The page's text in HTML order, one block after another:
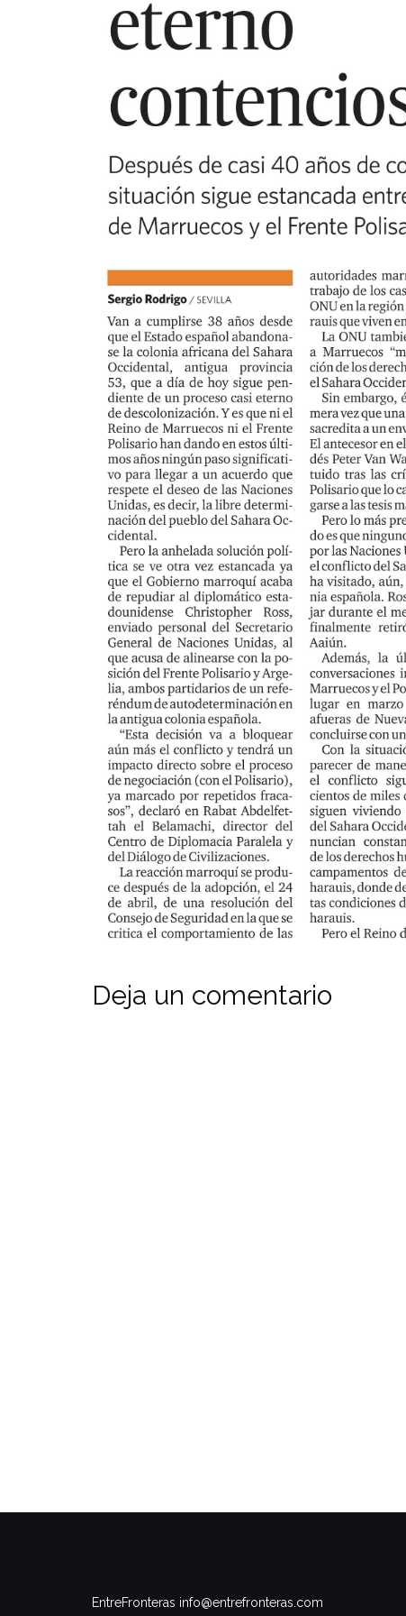
Deja un comentario
EntreFronteras info@entrefronteras.com